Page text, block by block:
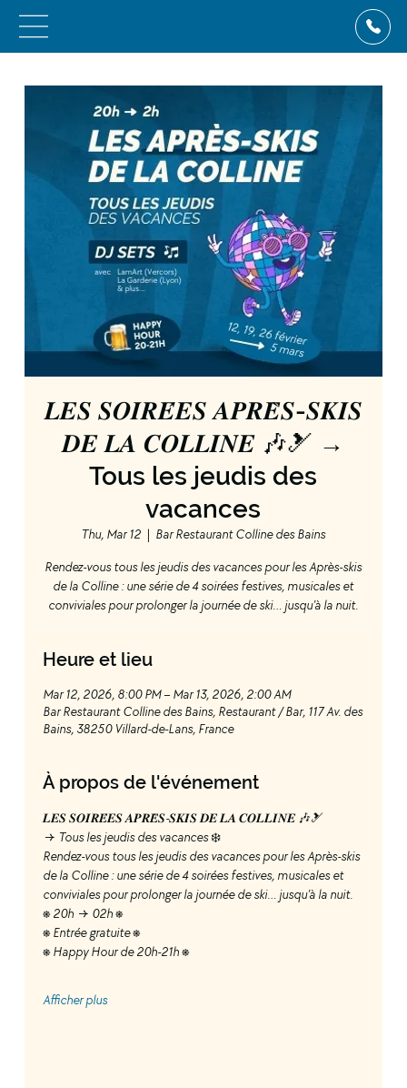
𝑳𝑬𝑺 𝑺𝑶𝑰𝑹𝑬́𝑬𝑺 𝑨𝑷𝑹𝑬̀𝑺-𝑺𝑲𝑰𝑺
𝑫𝑬 𝑳𝑨 𝑪𝑶𝑳𝑳𝑰𝑵𝑬 🎶🎿 →
Tous les jeudis des
vacances
Thu, Mar 12
  |
Bar Restaurant Colline des Bains
Rendez-vous tous les jeudis des vacances pour les Après-skis
de la Colline : une série de 4 soirées festives, musicales et
conviviales pour prolonger la journée de ski… jusqu’à la nuit.
Heure et lieu
Mar 12, 2026, 8:00 PM – Mar 13, 2026, 2:00 AM
Bar Restaurant Colline des Bains, Restaurant / Bar, 117 Av. des
Bains, 38250 Villard-de-Lans, France
À propos de l'événement
𝑳𝑬𝑺 𝑺𝑶𝑰𝑹𝑬́𝑬𝑺 𝑨𝑷𝑹𝑬̀𝑺-𝑺𝑲𝑰𝑺 𝑫𝑬 𝑳𝑨 𝑪𝑶𝑳𝑳𝑰𝑵𝑬 🎶🎿
→ Tous les jeudis des vacances ❄️
Rendez-vous tous les jeudis des vacances pour les Après-skis
de la Colline : une série de 4 soirées festives, musicales et
conviviales pour prolonger la journée de ski… jusqu’à la nuit.
⎈ 20h → 02h ⎈
⎈ Entrée gratuite ⎈
⎈ Happy Hour de 20h-21h ⎈
Afficher plus